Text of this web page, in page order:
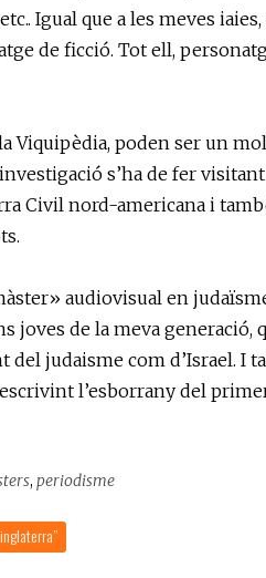
Igual que a les meves
de ficció. Tot ell,
Viquipèdia, poden ser un
s’ha de fer
Civil nord-americana i
audiovisual en
joves de la meva generació,
del judaisme com d’Israel. I
l’esborrany del
, periodisme